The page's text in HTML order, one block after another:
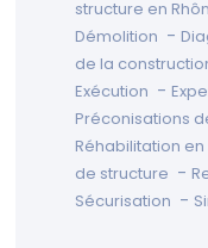
structure en
Démolition -
de la
Exécution -
Préconisations
Réhabilitation
de structure
-
Sécurisation -